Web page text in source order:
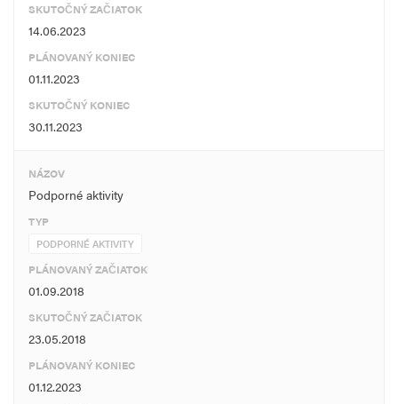
SKUTOČNÝ ZAČIATOK
14.06.2023
PLÁNOVANÝ KONIEC
01.11.2023
SKUTOČNÝ KONIEC
30.11.2023
NÁZOV
Podporné aktivity
TYP
PODPORNÉ AKTIVITY
PLÁNOVANÝ ZAČIATOK
01.09.2018
SKUTOČNÝ ZAČIATOK
23.05.2018
PLÁNOVANÝ KONIEC
01.12.2023